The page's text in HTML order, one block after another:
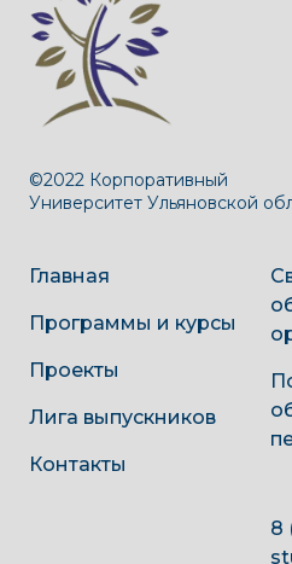
©2022 Корпоративный
Университет Ульяновской
Главная
Программы и курсы
Проекты
Лига выпускников
Контакты
8